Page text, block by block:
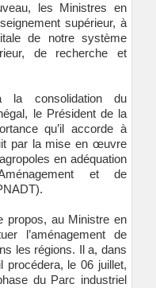
les Ministres en
supérieur, à
de notre système
de recherche et
la consolidation du
le Président de la
qu’il accorde à
par la mise en œuvre
en adéquation
et de
propos, au Ministre en
l’aménagement de
les régions. Il a, dans
procédera, le 06 juillet,
du Parc industriel